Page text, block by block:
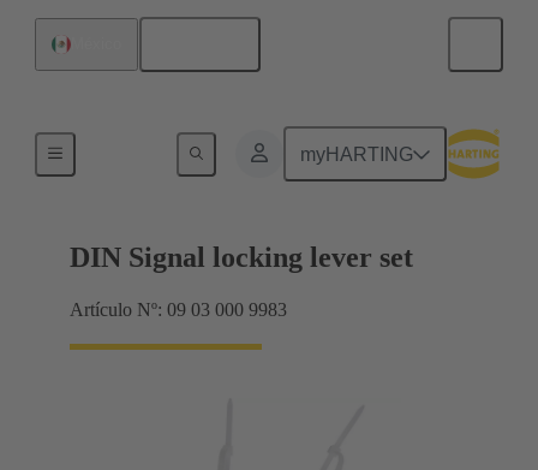
myHARTING
DIN Signal locking lever set
Artículo Nº: 09 03 000 9983